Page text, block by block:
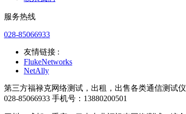
服务热线
028-85066933
友情链接 :
FlukeNetworks
NetAlly
第三方福禄克网络测试，出租，出售各类通信测试仪
028-85066933 手机号：13880200501